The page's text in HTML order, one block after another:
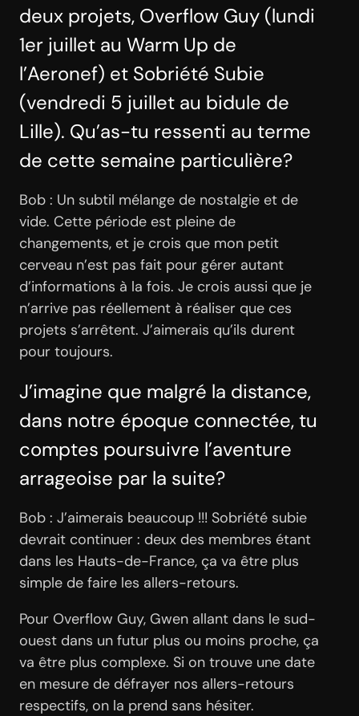
deux projets, Overflow Guy (lundi
1er juillet au Warm Up de
l’Aeronef) et Sobriété Subie
(vendredi 5 juillet au bidule de
Lille). Qu’as-tu ressenti au terme
de cette semaine particulière?
Bob : Un subtil mélange de nostalgie et de
vide. Cette période est pleine de
changements, et je crois que mon petit
cerveau n’est pas fait pour gérer autant
d’informations à la fois. Je crois aussi que je
n’arrive pas réellement à réaliser que ces
projets s’arrêtent. J’aimerais qu’ils durent
pour toujours.
J’imagine que malgré la distance,
dans notre époque connectée, tu
comptes poursuivre l’aventure
arrageoise par la suite?
Bob : J’aimerais beaucoup !!! Sobriété subie
devrait continuer : deux des membres étant
dans les Hauts-de-France, ça va être plus
simple de faire les allers-retours.
Pour Overflow Guy, Gwen allant dans le sud-
ouest dans un futur plus ou moins proche, ça
va être plus complexe. Si on trouve une date
en mesure de défrayer nos allers-retours
respectifs, on la prend sans hésiter.